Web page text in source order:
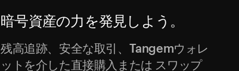
暗号資産の力を発見しよう。
残高追跡、安全な取引、Tangemウォレ
ットを介した直接購入または スワップ